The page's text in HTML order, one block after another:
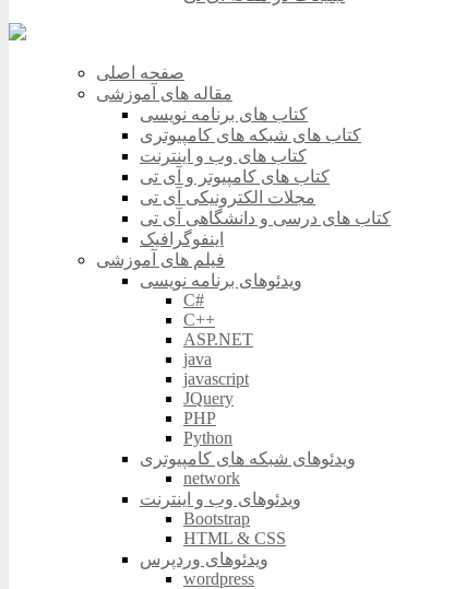
صفحه اصلی
مقاله های آموزشی
کتاب های برنامه نویسی
کتاب های شبکه های کامپیوتری
کتاب های وب و اینترنت
کتاب های کامپیوتر و آی تی
مجلات الکترونیکی آی تی
کتاب های درسی و دانشگاهی آی تی
اینفوگرافیک
فیلم های آموزشی
ویدئوهای برنامه نویسی
C#
C++
ASP.NET
java
javascript
JQuery
PHP
Python
ویدئوهای شبکه های کامپیوتری
network
ویدئوهای وب و اینترنت
Bootstrap
HTML & CSS
ویدئوهای وردپرس
wordpress